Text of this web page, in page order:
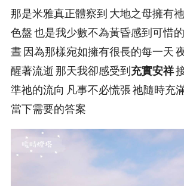
那是米雅真正體察到 大地之母擁有
色盤 也是我少數不為黃昏感到可惜
晝 因為那樣宛如擁有很長的每一天
醒著流逝 那天我卻感受到充實安祥
準祂的流向 凡事不必慌張 祂隨時充
當下需要的答案